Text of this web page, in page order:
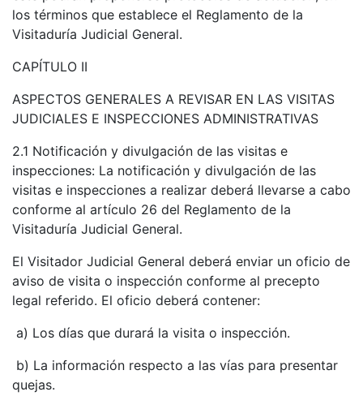
los términos que establece el Reglamento de la
Visitaduría Judicial General.
CAPÍTULO II
ASPECTOS GENERALES A REVISAR EN LAS VISITAS
JUDICIALES E INSPECCIONES ADMINISTRATIVAS
2.1 Notificación y divulgación de las visitas e
inspecciones: La notificación y divulgación de las
visitas e inspecciones a realizar deberá llevarse a cabo
conforme al artículo 26 del Reglamento de la
Visitaduría Judicial General.
El Visitador Judicial General deberá enviar un oficio de
aviso de visita o inspección conforme al precepto
legal referido. El oficio deberá contener:
​ a) Los días que durará la visita o inspección.
​ b) La información respecto a las vías para presentar
quejas.